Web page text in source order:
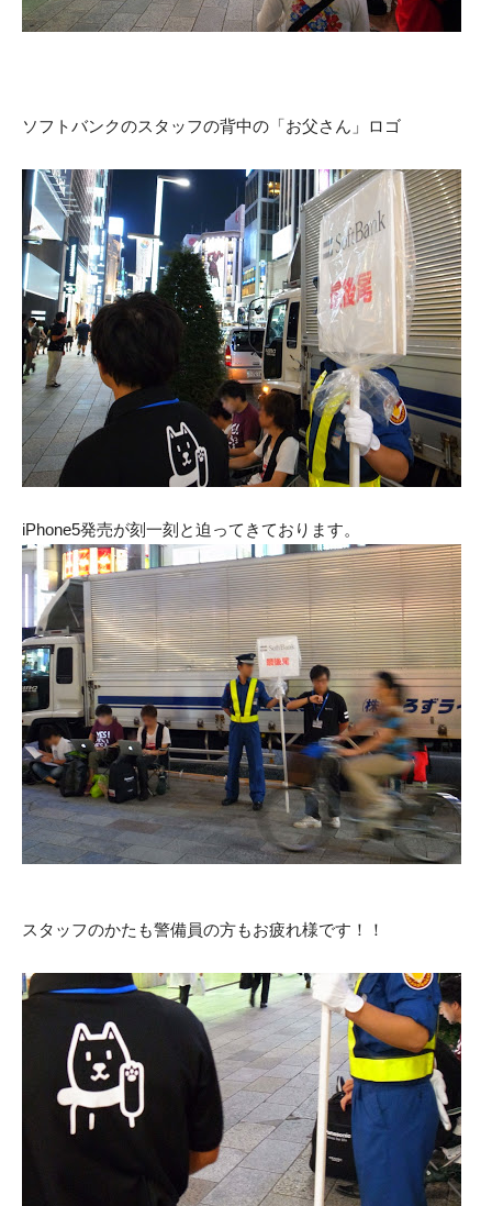
ソフトバンクのスタッフの背中の「お父さん」ロゴ
iPhone5発売が刻一刻と迫ってきております。
スタッフのかたも警備員の方もお疲れ様です！！